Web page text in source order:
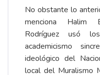
No obstante lo
menciona Halim
Rodríguez usó
academicismo
ideológico del
local del Muralismo